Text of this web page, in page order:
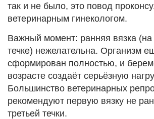
так и не было, это повод
ветеринарным гинекологом.
Важный момент: ранняя вязка (на
течке) нежелательна. Организм
сформирован полностью, и
возрасте создаёт серьёзную
Большинство ветеринарных
рекомендуют первую вязку не
третьей течки.